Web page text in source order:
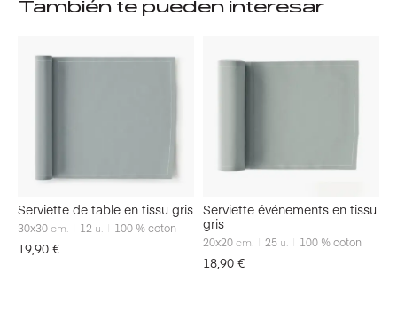
También te pueden interesar
Serviette de table en tissu gris
30x30cm. 12 u. 100 % coton
19,90 €
Serviette événements en tissu
gris
20x20cm. 25 u. 100 % coton
18,90 €